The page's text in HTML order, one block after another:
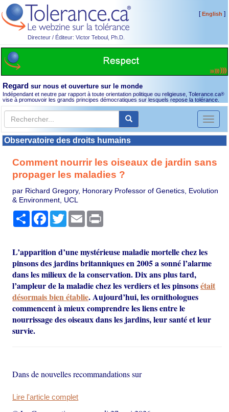
Directeur / Éditeur: Victor Teboul, Ph.D.
[English ]
Regard sur nous et ouverture sur le monde
Indépendant et neutre par rapport à toute orientation politique ou religieuse, Tolerance.ca®
vise à promouvoir les grands principes démocratiques sur lesquels repose la tolérance.
Toggle
Observatoire des droits humains
Comment nourrir les oiseaux de jardin sans
propager les maladies ?
par Richard Gregory, Honorary Professor of Genetics, Evolution
& Environment, UCL
PartagerFacebook
TwitterEmail
L’apparition d’une mystérieuse maladie mortelle chez les
pinsons des jardins britanniques en 2005 a sonné l’alarme
dans les milieux de la conservation. Dix ans plus tard,
l’ampleur de la maladie chez les verdiers et les pinsonsétait
désormais bien établie. Aujourd’hui, les ornithologues
commencent à mieux comprendre les liens entre le
nourrissage des oiseaux dans les jardins, leur santé et leur
survie.
Dans de nouvelles recommandations sur
Lire l'article complet